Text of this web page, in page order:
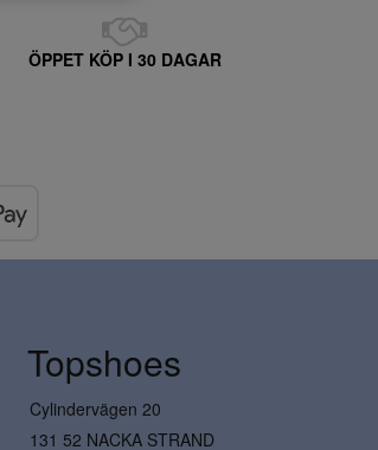
ÖPPET KÖP I 30 DAGAR
Topshoes
Cylindervägen 20
131 52 NACKA STRAND